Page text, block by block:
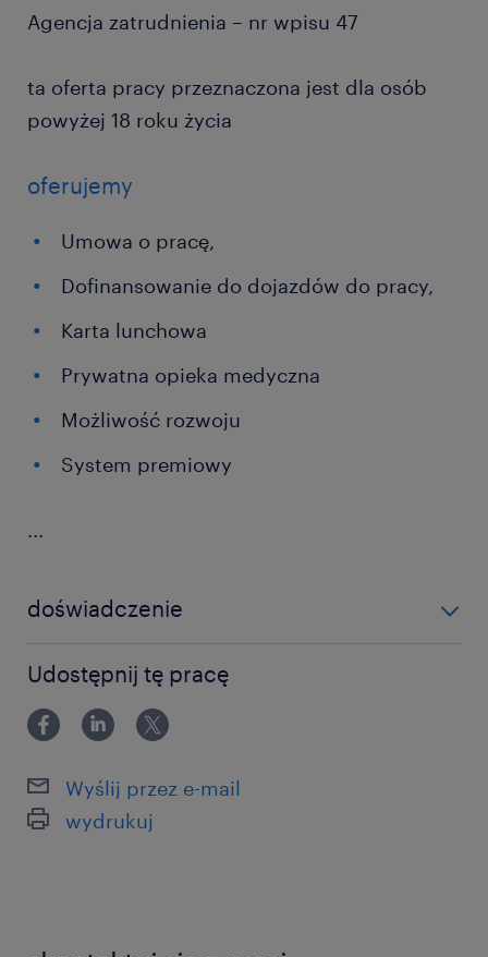
Agencja zatrudnienia – nr wpisu 47
ta oferta pracy przeznaczona jest dla osób
powyżej 18 roku życia
oferujemy
Umowa o pracę,
Dofinansowanie do dojazdów do pracy,
Karta lunchowa
Prywatna opieka medyczna
Możliwość rozwoju
System premiowy
...
doświadczenie
Udostępnij tę pracę
Wyślij przez e-mail
wydrukuj